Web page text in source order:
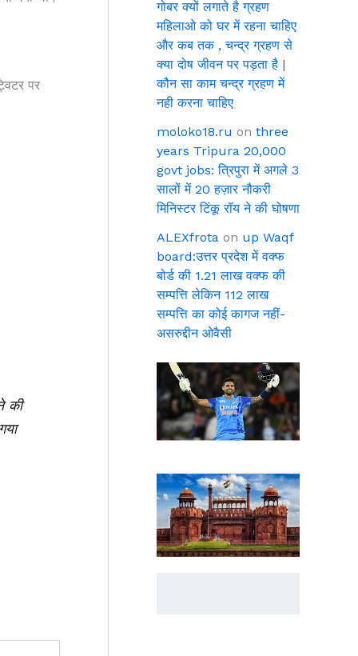
पर
की
गोबर क्यों लगाते है ग्रहण
महिलाओ को घर में रहना चाहिए
और कब तक , चन्द्र ग्रहण से
क्या दोष जीवन पर पड़ता है |
कौन सा काम चन्द्र ग्रहण में
नही करना चाहिए
moloko18.ru on three
years Tripura 20,000
govt jobs: त्रिपुरा में अगले 3
सालों में 20 हज़ार नौकरी
मिनिस्टर टिंकू रॉय ने की घोषणा
ALEXfrota on up Waqf
board:उत्तर प्रदेश में वक्फ
बोर्ड की 1.21 लाख वक्फ की
सम्पत्ति लेकिन 112 लाख
सम्पत्ति का कोई कागज नहीं-
असरुद्दीन ओवैसी